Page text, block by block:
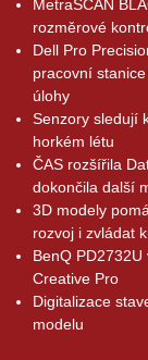
MetraSCAN
rozměrové
Dell Pro
pracovní
úlohy
Senzory sledují
horkém létu
ČAS rozšířila
dokončila další
3D modely
rozvoj i zvládat
BenQ
Creative Pro
Digitalizace
modelu